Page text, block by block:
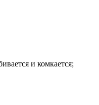
и комкается;